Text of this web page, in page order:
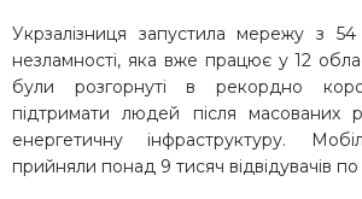
Укрзалізниця запустила мережу з 54
незламності, яка вже працює у 12
були розгорнуті в рекордно
підтримати людей після масованих
енергетичну інфраструктуру.
прийняли понад 9 тисяч відвідувачів по